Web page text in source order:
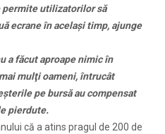
permite utilizatorilor să
ecrane în acelaşi timp, ajunge
a făcut aproape nimic în
mulţi oameni, întrucât
pe bursă au compensat
pierdute.
că a atins pragul de 200 de